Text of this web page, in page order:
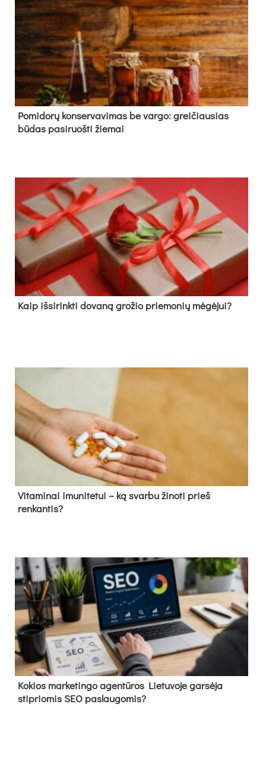
Pomidorų konservavimas be vargo: greičiausias
būdas pasiruošti žiemai
Kaip išsirinkti dovaną grožio priemonių mėgėjui?
Vitaminai imunitetui – ką svarbu žinoti prieš
renkantis?
Kokios marketingo agentūros Lietuvoje garsėja
stipriomis SEO paslaugomis?